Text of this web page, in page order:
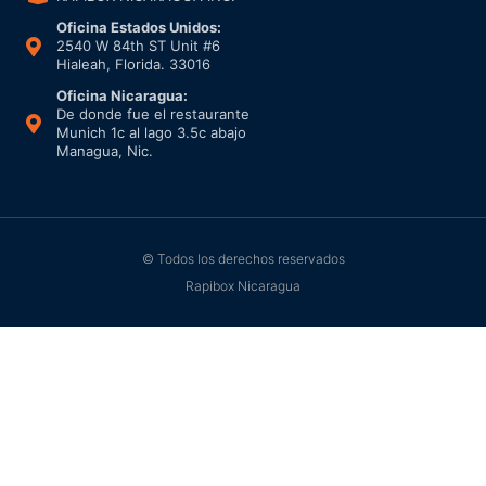
Oficina Estados Unidos:
2540 W 84th ST Unit #6
Hialeah, Florida. 33016
Oficina Nicaragua:
De donde fue el restaurante
Munich 1c al lago 3.5c abajo
Managua, Nic.
© Todos los derechos reservados
Rapibox Nicaragua